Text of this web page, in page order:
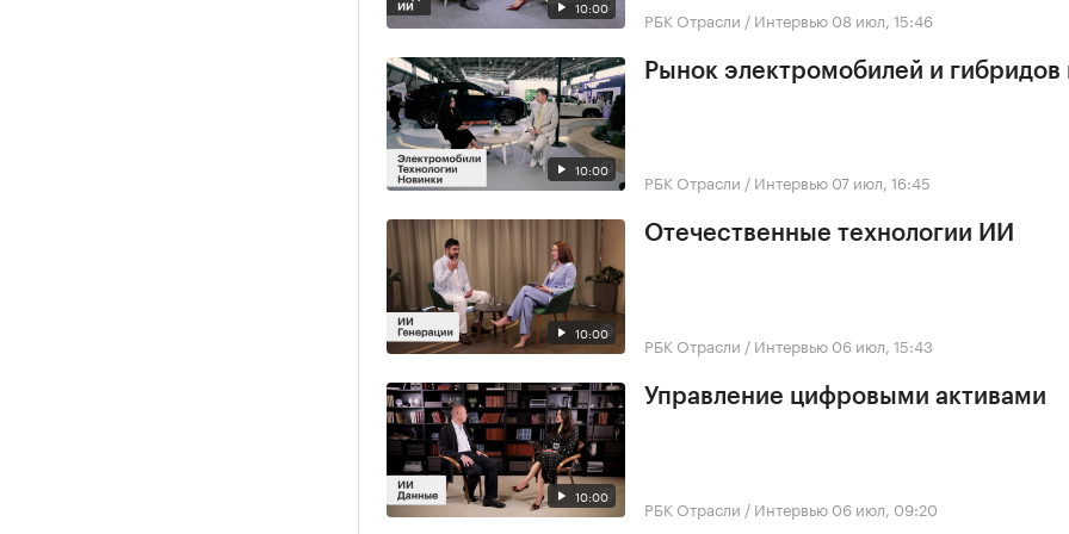
10:00 РБК Отрасли / Интервью 08 июл, 15:46
10:00
Рынок электромобилей и
РБК Отрасли / Интервью 07 июл, 16:45
10:00
Отечественные технологии ИИ
РБК Отрасли / Интервью 06 июл, 15:43
10:00
Управление цифровыми активами
РБК Отрасли / Интервью 06 июл, 09:20